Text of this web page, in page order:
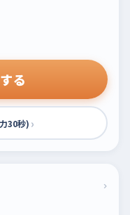
る
30秒) ›
›